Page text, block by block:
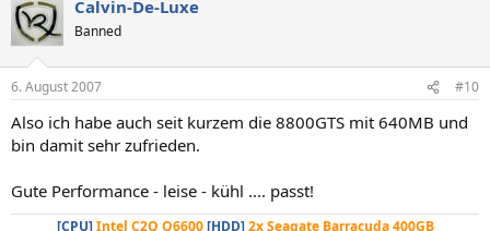
Calvin-De-Luxe
Banned
6. August 2007 #10
Also ich habe auch seit kurzem die 8800GTS mit 640MB und
bin damit sehr zufrieden.
Gute Performance - leise - kühl .... passt!
[CPU]Intel C2Q Q6600[HDD]2x Seagate Barracuda 400GB